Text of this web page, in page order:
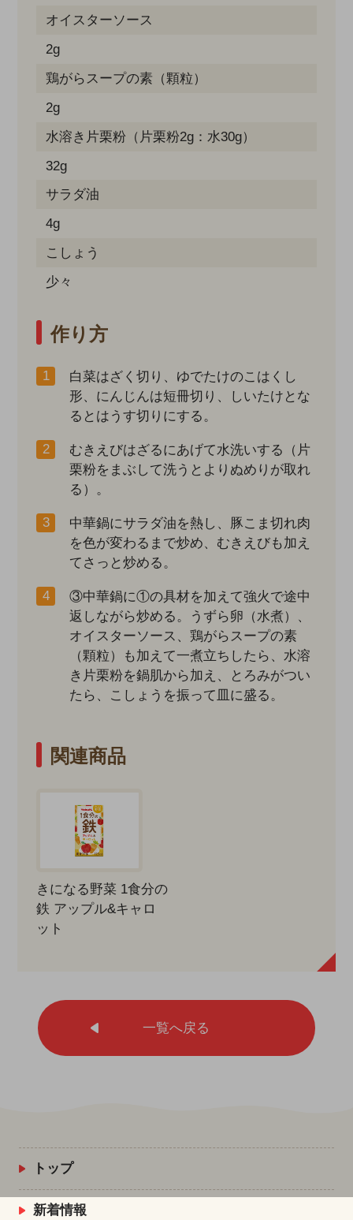
オイスターソース
2g
鶏がらスープの素（顆粒）
2g
水溶き片栗粉（片栗粉2g：水30g）
32g
サラダ油
4g
こしょう
少々
作り方
白菜はざく切り、ゆでたけのこはくし
形、にんじんは短冊切り、しいたけとな
るとはうす切りにする。
むきえびはざるにあげて水洗いする（片
栗粉をまぶして洗うとよりぬめりが取れ
る）。
中華鍋にサラダ油を熱し、豚こま切れ肉
を色が変わるまで炒め、むきえびも加え
てさっと炒める。
③中華鍋に①の具材を加えて強火で途中
返しながら炒める。うずら卵（水煮）、
オイスターソース、鶏がらスープの素
（顆粒）も加えて一煮立ちしたら、水溶
き片栗粉を鍋肌から加え、とろみがつい
たら、こしょうを振って皿に盛る。
関連商品
きになる野菜 1食分の
鉄 アップル&キャロ
ット
一覧へ戻る
トップ
新着情報